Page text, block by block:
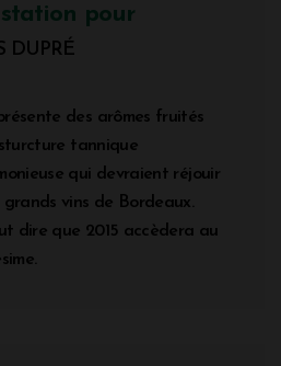
pour
DUPRÉ
des arômes fruités
tannique
qui devraient réjouir
vins de Bordeaux.
dire que 2015 accèdera au